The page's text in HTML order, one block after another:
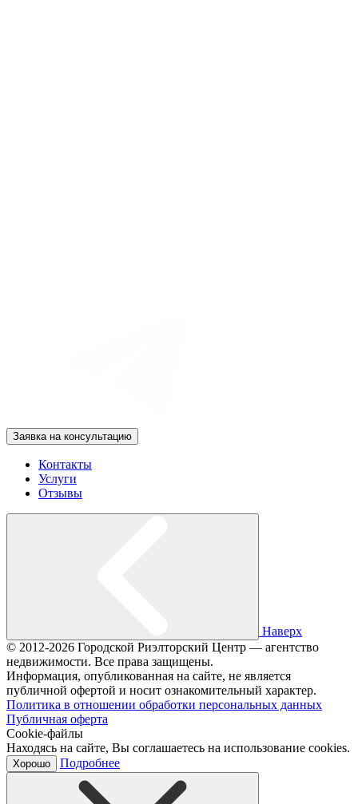
Заявка на консультацию
Контакты
Услуги
Отзывы
Наверх
© 2012-2026 Городской Риэлторский Центр — агентство
недвижимости. Все права защищены.
Информация, опубликованная на сайте, не является
публичной офертой и носит ознакомительный характер.
Политика в отношении обработки персональных данных
Публичная оферта
Cookie-файлы
Находясь на сайте, Вы соглашаетесь на использование cookies.
Хорошо Подробнее